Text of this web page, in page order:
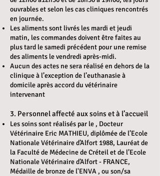
ouvrables et selon les cas cliniques rencontrés
en journée.
Les aliments sont livrés les mardi et jeudi
matin, les commandes doivent être faites au
plus tard le samedi précédent pour une remise
des aliments le vendredi après-midi.
Aucun des actes ne sera réalisé en dehors de la
clinique à l’exception de l’euthanasie à
domicile après accord du vétérinaire
intervenant
3. Personnel affecté aux soins et à l’accueil
Les soins sont réalisés par le , Docteur
Vétérinaire Eric MATHIEU, diplômée de l’Ecole
Nationale Vétérinaire d’Alfort 1988, Lauréat de
la Faculté de Médecine de Créteil et de l’Ecole
Nationale Vétérinaire d’Alfort - FRANCE,
Médaille de bronze de l'ENVA , ou son/sa